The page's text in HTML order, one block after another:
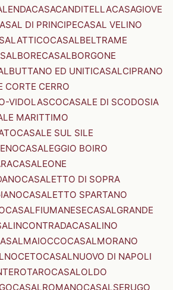
CASACANDITELLACASAGIOVE
DI PRINCIPECASAL VELINO
CASALBELTRAME
CASALBORGONE
ED UNITICASALCIPRANO
CORTE CERRO
VIDOLASCOCASALE DI SCODOSIA
MARITTIMO
CASALE SUL SILE
CASALEGGIO BOIRO
CASALEONE
CASALETTO DI SOPRA
CASALETTO SPARTANO
CASALFIUMANESECASALGRANDE
CASALINO
CASALMORANO
CASALNUOVO DI NAPOLI
CASALOLDO
CASALROMANOCASALSERUGO